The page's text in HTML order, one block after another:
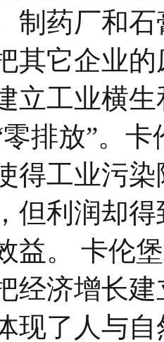
制药厂和
其它企业
立工业横
排放”。
得工业污
但利润却
益。 卡伦
经济增长
现了人与